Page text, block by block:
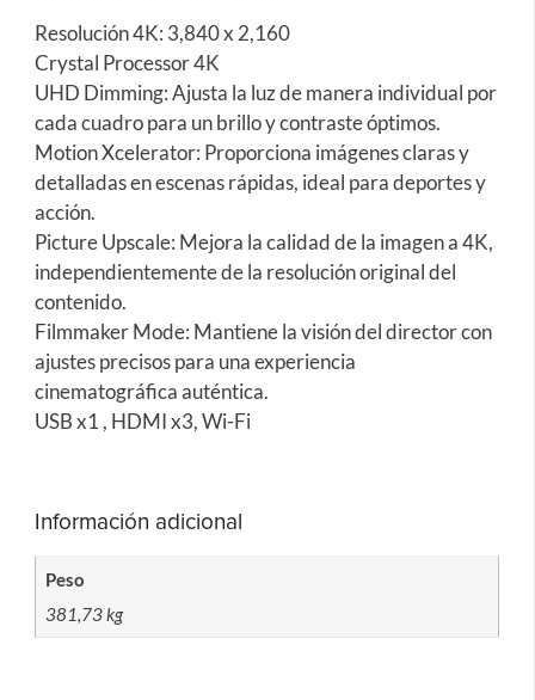
Resolución 4K: 3,840 x 2,160
Crystal Processor 4K
UHD Dimming: Ajusta la luz de manera individual por
cada cuadro para un brillo y contraste óptimos.
Motion Xcelerator: Proporciona imágenes claras y
detalladas en escenas rápidas, ideal para deportes y
acción.
Picture Upscale: Mejora la calidad de la imagen a 4K,
independientemente de la resolución original del
contenido.
Filmmaker Mode: Mantiene la visión del director con
ajustes precisos para una experiencia
cinematográfica auténtica.
USB x1 , HDMI x3, Wi-Fi
Información adicional
Peso
381,73 kg